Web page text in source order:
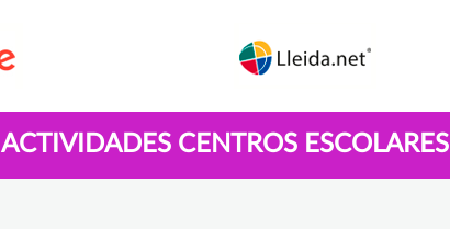
ACTIVIDADES CENTROS ESCOLARES